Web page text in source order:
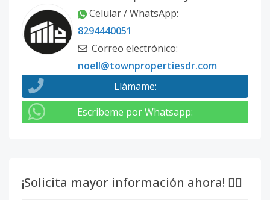
1511-E
Código 1179 -18
- 1 1.5
804-E
Código1179-1
Celular / WhatsApp:
8294440051
Correo electrónico:
noell@townpropertiesdr.com
Llámame:
Escribeme por Whatsapp:
¡Solicita mayor información ahora! 👇🏽